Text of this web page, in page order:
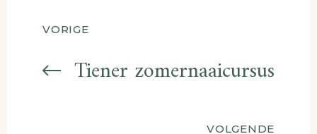
Berichtnavigatie
VORIGE
Tiener zomernaaicursus
VOLGENDE